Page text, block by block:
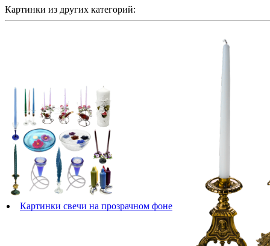
Картинки из других категорий:
Картинки свечи на прозрачном фоне